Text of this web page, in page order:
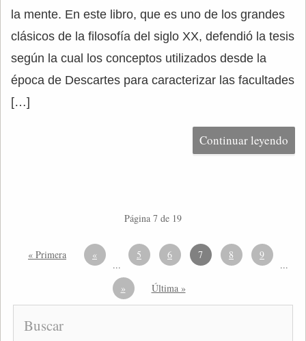
la mente. En este libro, que es uno de los grandes
clásicos de la filosofía del siglo XX, defendió la tesis
según la cual los conceptos utilizados desde la
época de Descartes para caracterizar las facultades
[…]
Continuar leyendo
Página 7 de 19
« Primera «
...
5 6 7 8 9
...
»
Última »
Buscar